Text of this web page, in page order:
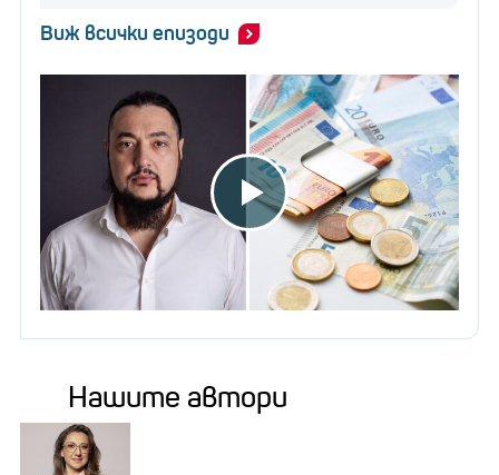
Виж всички епизоди
Нашите автори